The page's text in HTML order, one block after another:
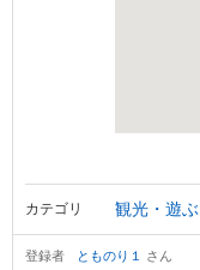
カテゴリ 観光・遊ぶ
登録者 とものり１ さん